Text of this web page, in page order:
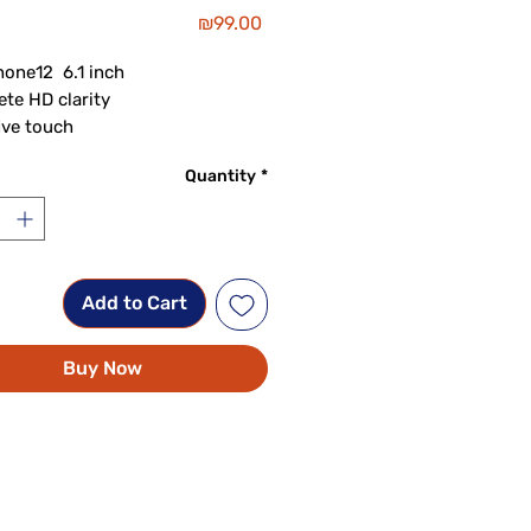
₪99.00Price
6.1 inch
HD clarity
touch
and scratch-resistant
Install Kit
Quantity *
Add to Cart
Buy Now